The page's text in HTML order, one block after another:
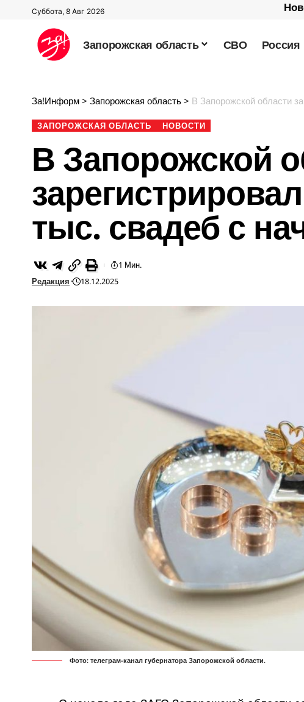
Суббота, 8 Авг 2026
Запорожская область СВО Россия
За!Информ > Запорожская область > В Запорожской области
ЗАПОРОЖСКАЯ ОБЛАСТЬ НОВОСТИ
В Запорожской
тыс. свадеб с
Редакция 18.12.2025
1 Мин.
Фото: телеграм-канал губернатора Запорожской области.